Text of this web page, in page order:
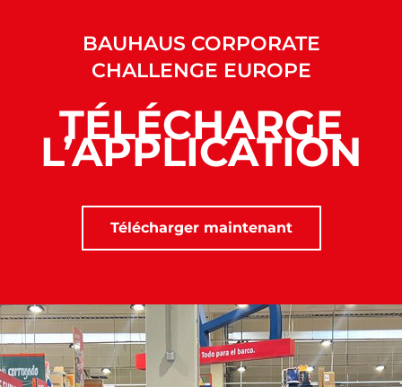
BAUHAUS CORPORATE
CHALLENGE EUROPE
TÉLÉCHARGE
L’APPLICATION
Télécharger maintenant